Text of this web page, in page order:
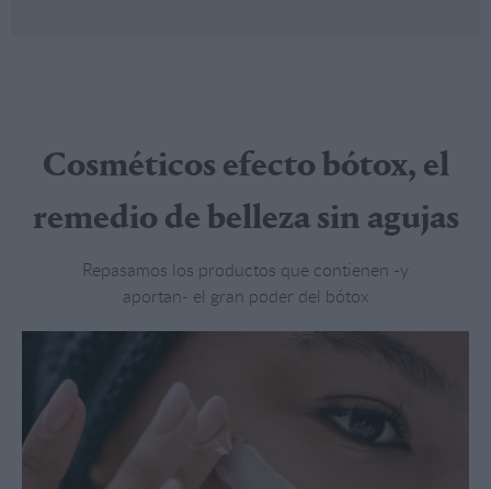
Cosméticos efecto bótox, el
remedio de belleza sin agujas
Repasamos los productos que contienen -y
aportan- el gran poder del bótox